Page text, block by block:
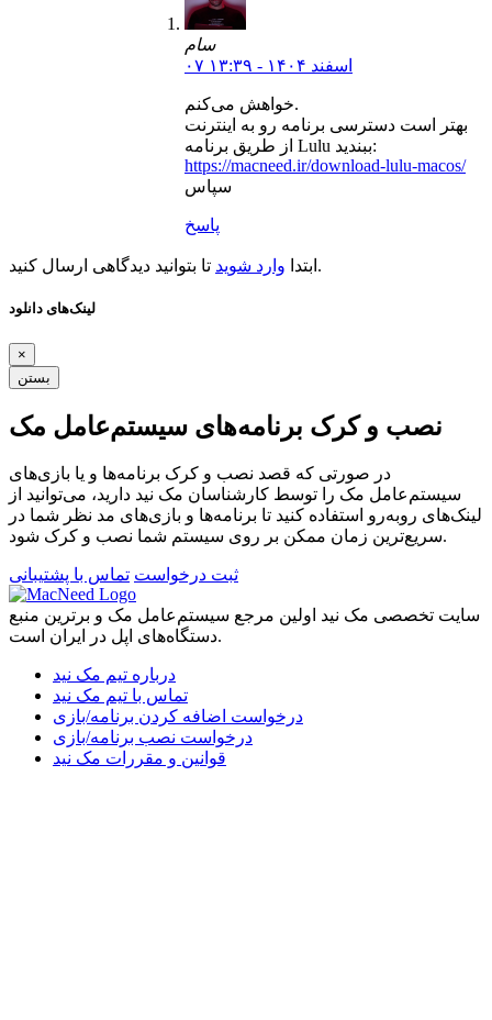
سام
۰۷ اسفند ۱۴۰۴ - ۱۳:۳۹
خواهش می‌کنم.
بهتر است دسترسی برنامه رو به اینترنت
از طریق برنامه Lulu ببندید:
https://macneed.ir/download-lulu-macos/
سپاس
پاسخ
ابتدا وارد شوید تا بتوانید دیدگاهی ارسال کنید.
لینک‌های دانلود
×
بستن
نصب و کرک برنامه‌های سیستم‌عامل مک
در صورتی که قصد نصب و کرک برنامه‌ها و یا بازی‌های
سیستم‌عامل مک را توسط کارشناسان مک نید دارید، می‌توانید از
لینک‌های رو‌به‌رو استفاده کنید تا برنامه‌ها و بازی‌های مد نظر شما در
سریع‌ترین زمان ممکن بر روی سیستم شما نصب و کرک شود.
ثبت درخواست تماس با پشتیبانی
سایت تخصصی مک نید اولین مرجع سیستم‌عامل مک و برترین منبع
دستگاه‌های اپل در ایران است.
درباره تیم مک نید
تماس با تیم مک نید
درخواست اضافه کردن برنامه/بازی
درخواست نصب برنامه/بازی
قوانین و مقررات مک نید